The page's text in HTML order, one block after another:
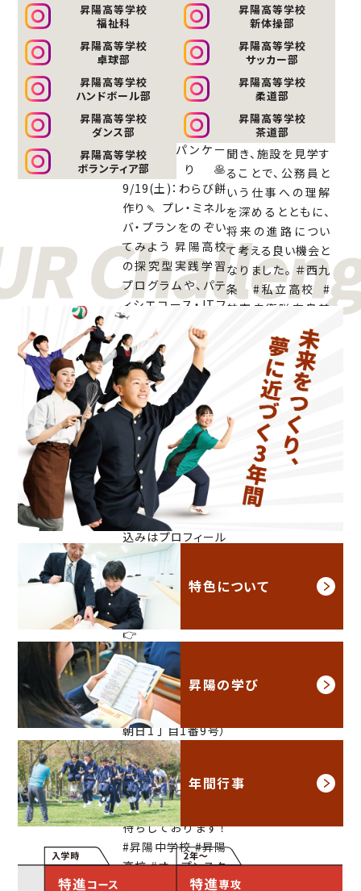
昇陽高等学校
福祉科
昇陽高等学校
新体操部
昇陽高等学校
卓球部
昇陽高等学校
サッカー部
昇陽高等学校
ハンドボール部
昇陽高等学校
柔道部
昇陽高等学校
ダンス部
昇陽高等学校
茶道部
昇陽高等学校
ボランティア部
特色について
昇陽の学び
年間行事